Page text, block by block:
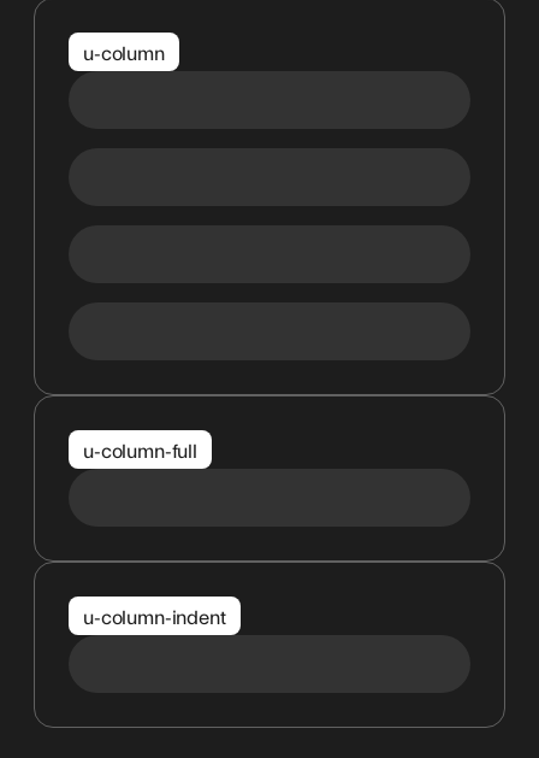
u-column
u-column-full
u-column-indent